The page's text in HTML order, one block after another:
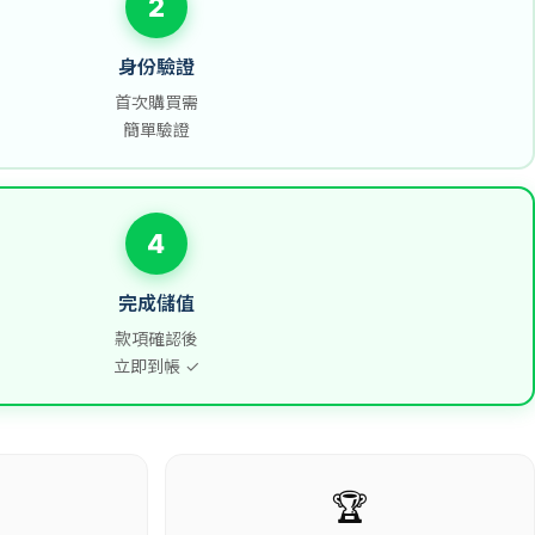
2
身份驗證
首次購買需
簡單驗證
4
完成儲值
款項確認後
立即到帳 ✓
🏆